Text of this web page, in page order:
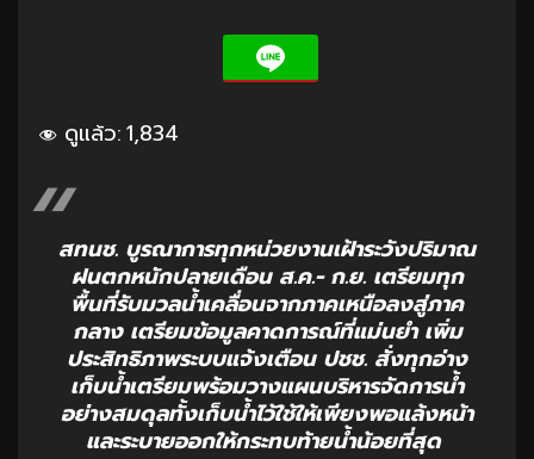
ดูแล้ว:1,834
สทนช. บูรณาการทุกหน่วยงานเฝ้าระวังปริมาณ
ฝนตกหนักปลายเดือน ส.ค.- ก.ย. เตรียมทุก
พื้นที่รับมวลน้ำเคลื่อนจากภาคเหนือลงสู่ภาค
กลาง เตรียมข้อมูลคาดการณ์ที่แม่นยำ เพิ่ม
ประสิทธิภาพระบบแจ้งเตือน ปชช. สั่งทุกอ่าง
เก็บน้ำเตรียมพร้อมวางแผนบริหารจัดการน้ำ
อย่างสมดุลทั้งเก็บน้ำไว้ใช้ให้เพียงพอแล้งหน้า
และระบายออกให้กระทบท้ายน้ำน้อยที่สุด